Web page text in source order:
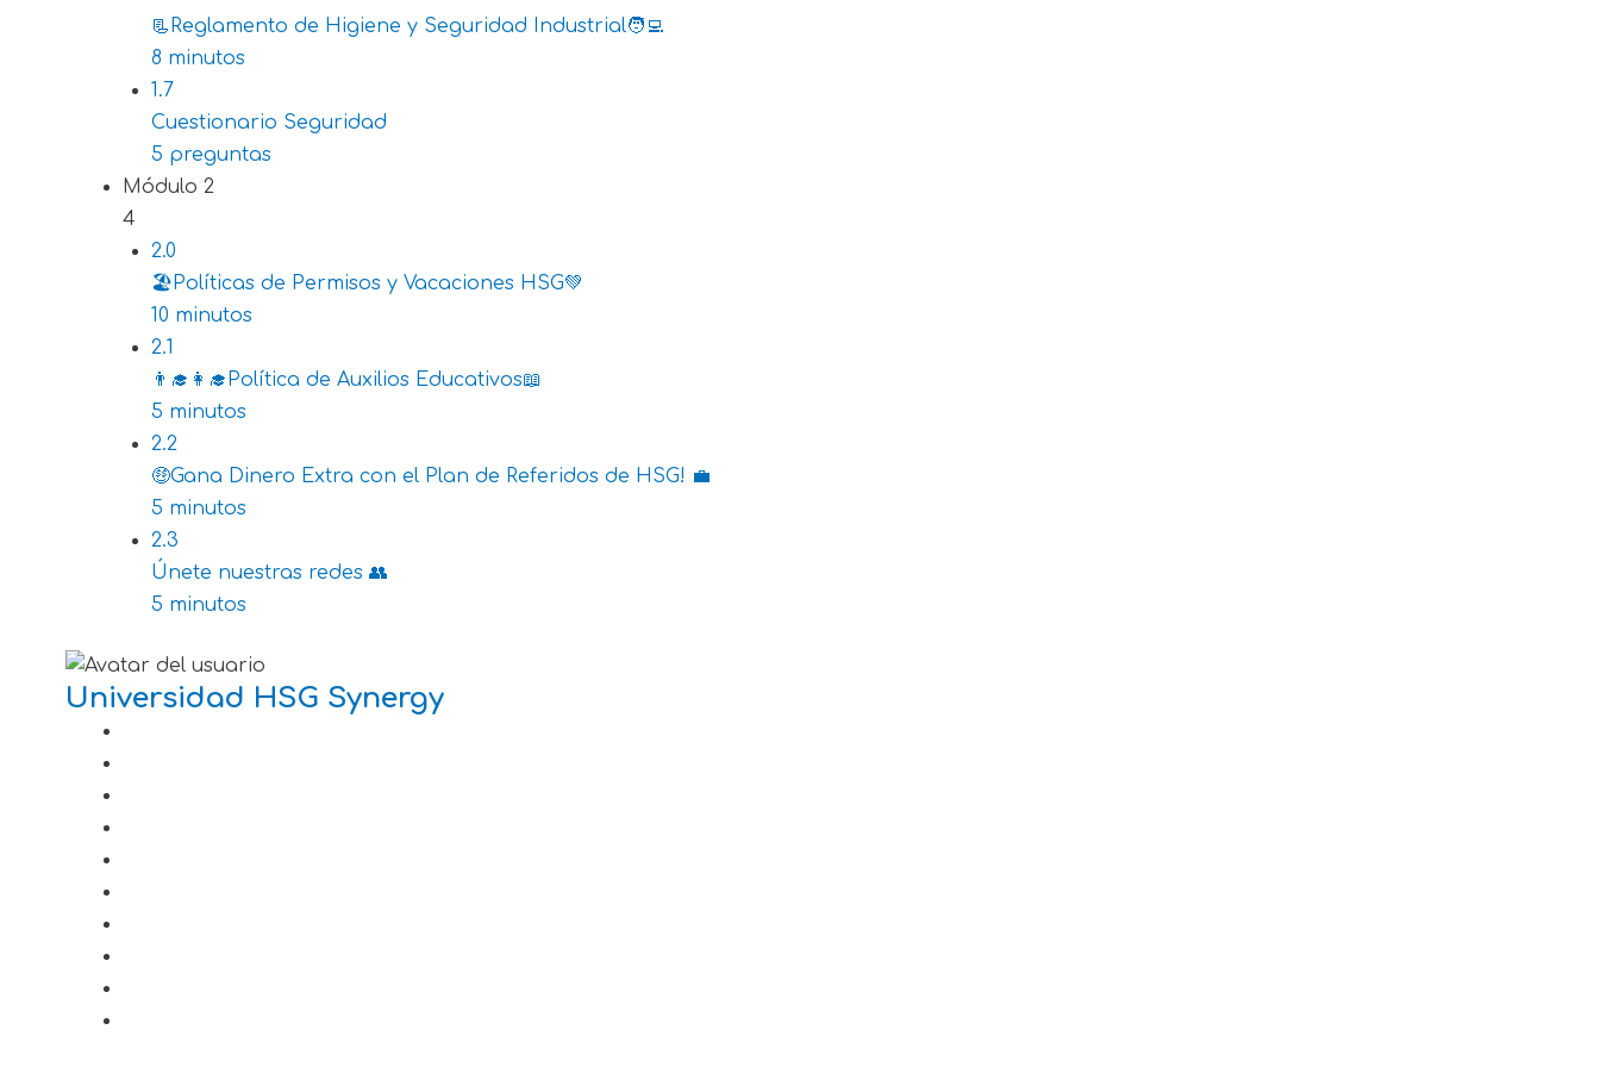
📃Reglamento de Higiene y Seguridad Industrial🧑‍💻
8 minutos
1.7
Cuestionario Seguridad
5 preguntas
Módulo 2
4
2.0
🏖️Políticas de Permisos y Vacaciones HSG💚
10 minutos
2.1
👨‍🎓👩‍🎓Política de Auxilios Educativos📖
5 minutos
2.2
🤑Gana Dinero Extra con el Plan de Referidos de HSG! 💼
5 minutos
2.3
Únete nuestras redes 👥
5 minutos
Universidad HSG Synergy